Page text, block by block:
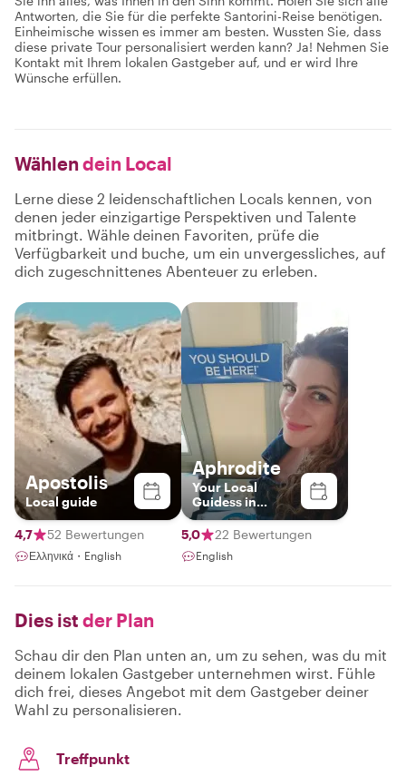
Antworten, die Sie für die perfekte Santorini-Reise benötigen.
Einheimische wissen es immer am besten. Wussten Sie, dass
diese private Tour personalisiert werden kann? Ja! Nehmen Sie
Kontakt mit Ihrem lokalen Gastgeber auf, und er wird Ihre
Wünsche erfüllen.
Wählen dein Local
Lerne diese 2 leidenschaftlichen Locals kennen, von
denen jeder einzigartige Perspektiven und Talente
mitbringt. Wähle deinen Favoriten, prüfe die
Verfügbarkeit und buche, um ein unvergessliches, auf
dich zugeschnittenes Abenteuer zu erleben.
Apostolis
Local guide
4,7 52 Bewertungen
Ελληνικά・English
Aphrodite
Your Local
Guidess in
Santorini
5,0
22 Bewertungen
English
Dies ist der Plan
Schau dir den Plan unten an, um zu sehen, was du mit
deinem lokalen Gastgeber unternehmen wirst. Fühle
dich frei, dieses Angebot mit dem Gastgeber deiner
Wahl zu personalisieren.
Treffpunkt